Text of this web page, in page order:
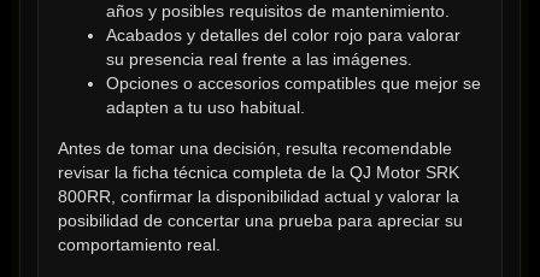
años y posibles requisitos de mantenimiento.
Acabados y detalles del color rojo para valorar
su presencia real frente a las imágenes.
Opciones o accesorios compatibles que mejor se
adapten a tu uso habitual.
Antes de tomar una decisión, resulta recomendable
revisar la ficha técnica completa de la QJ Motor SRK
800RR, confirmar la disponibilidad actual y valorar la
posibilidad de concertar una prueba para apreciar su
comportamiento real.